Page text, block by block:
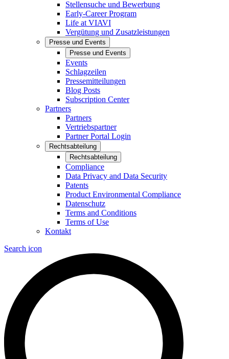
Stellensuche und Bewerbung
Early-Career Program
Life at VIAVI
Vergütung und Zusatzleistungen
Presse und Events
Presse und Events
Events
Schlagzeilen
Pressemitteilungen
Blog Posts
Subscription Center
Partners
Partners
Vertriebspartner
Partner Portal Login
Rechtsabteilung
Rechtsabteilung
Compliance
Data Privacy and Data Security
Patents
Product Environmental Compliance
Datenschutz
Terms and Conditions
Terms of Use
Kontakt
Search icon